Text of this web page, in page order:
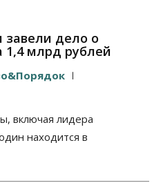
завели дело о
1,4 млрд рублей
включая лидера
находится в